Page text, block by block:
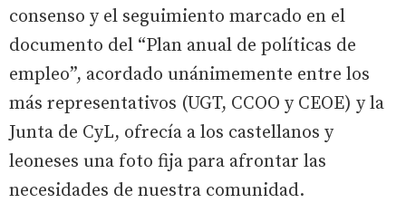
consenso y el seguimiento marcado en el
documento del “Plan anual de políticas de
empleo”, acordado unánimemente entre los
más representativos (UGT, CCOO y CEOE) y la
Junta de CyL, ofrecía a los castellanos y
leoneses una foto fija para afrontar las
necesidades de nuestra comunidad.